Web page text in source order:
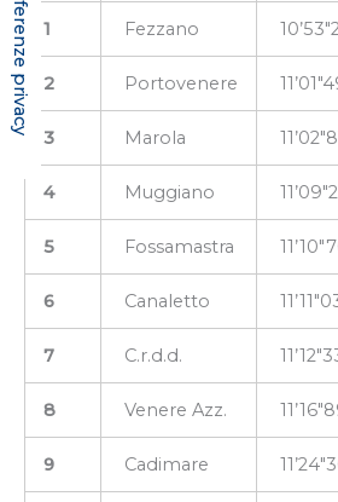
1 Fezzano
2 Portovenere
3 Marola
4 Muggiano
5 Fossamastra
6 Canaletto
7 C.r.d.d.
8 Venere Azz.
9 Cadimare